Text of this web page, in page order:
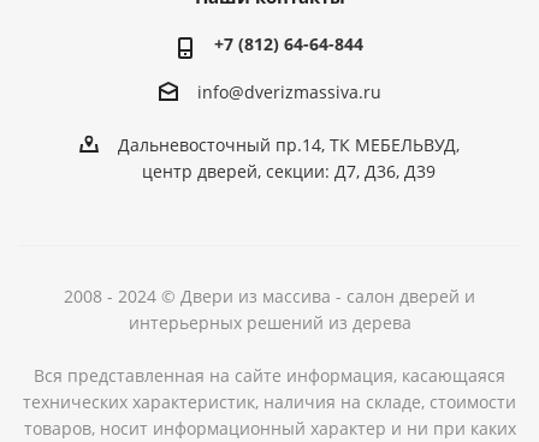
+7 (812) 64-64-844
info@dverizmassiva.ru
Дальневосточный пр.14, ТК МЕБЕЛЬВУД,
центр дверей, секции: Д7, Д36, Д39
2008 - 2024 © Двери из массива - салон дверей и
интерьерных решений из дерева
Вся представленная на сайте информация, касающаяся
технических характеристик, наличия на складе, стоимости
товаров, носит информационный характер и ни при каких